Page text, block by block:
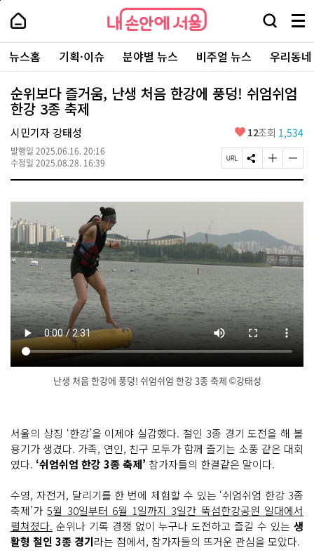
본
로
가
내
손
안
에
서
울
-
서
울
시
대
표
소
통
포
내
손
에
울
검
창
열
기
메
뉴
전
체
보
기
주
요
서
뉴스홈 기획·이슈 분야별 뉴스 비주얼 뉴스 우리동
순위보다 즐거움, 난생 처음 한강에 풍덩! 쉬엄쉬엄
한강 3종 축제
시민기자 강태성
발행일 2025.06.16. 20:16
수정일 2025.08.28. 16:39
좋
요
12조회 1,534
페
이
U
복
사
S
N
공
기
글
자
기
변
경
하
기
글
자
기
경
하
기
난생 처음 한강에 풍덩! 쉬엄쉬엄 한강 3종 축제 ©강태성
쉬
엄 한
강 삼
종 축
제 이
이
십
오
년 오
월 삼
십
일
서울의 상징 ‘한강’을 이제야 실감했다. 철인 3종 경기 도전을 해 볼
용기가 생겼다. 가족, 연인, 친구 모두가 함께 즐기는 소풍 같은 대회
였다. ‘쉬엄쉬엄 한강 3종 축제’ 참가자들의 한결같은 말이다.
수영, 자전거, 달리기를 한 번에 체험할 수 있는 ‘쉬엄쉬엄 한강 3종
축제’가5월 30일부터 6월 1일까지 3일간 뚝섬한강공원 일대에서
펼쳐졌다. 순위나 기록 경쟁 없이 누구나 도전하고 즐길 수 있는 생
활형 철인 3종 경기라는 점에서, 참가자들의 뜨거운 관심을 모았다.
페
상
단
로